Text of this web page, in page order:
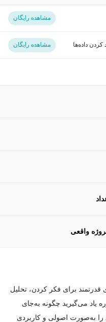
مشاهده رایگان
داده‌ها مشاهده رایگان
واقعی
برای فکر کردن، تحلیل
یاد می‌گیرید چگونه به‌جای
به‌صورت اصولی و کاربردی